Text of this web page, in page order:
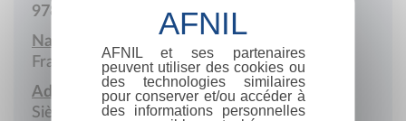
978-2-901126
Nationalité :
France
Adresse :
Siège social
AFNIL et ses partenaires
peuvent utiliser des cookies ou
des technologies similaires
pour conserver et/ou accéder à
des informations personnelles